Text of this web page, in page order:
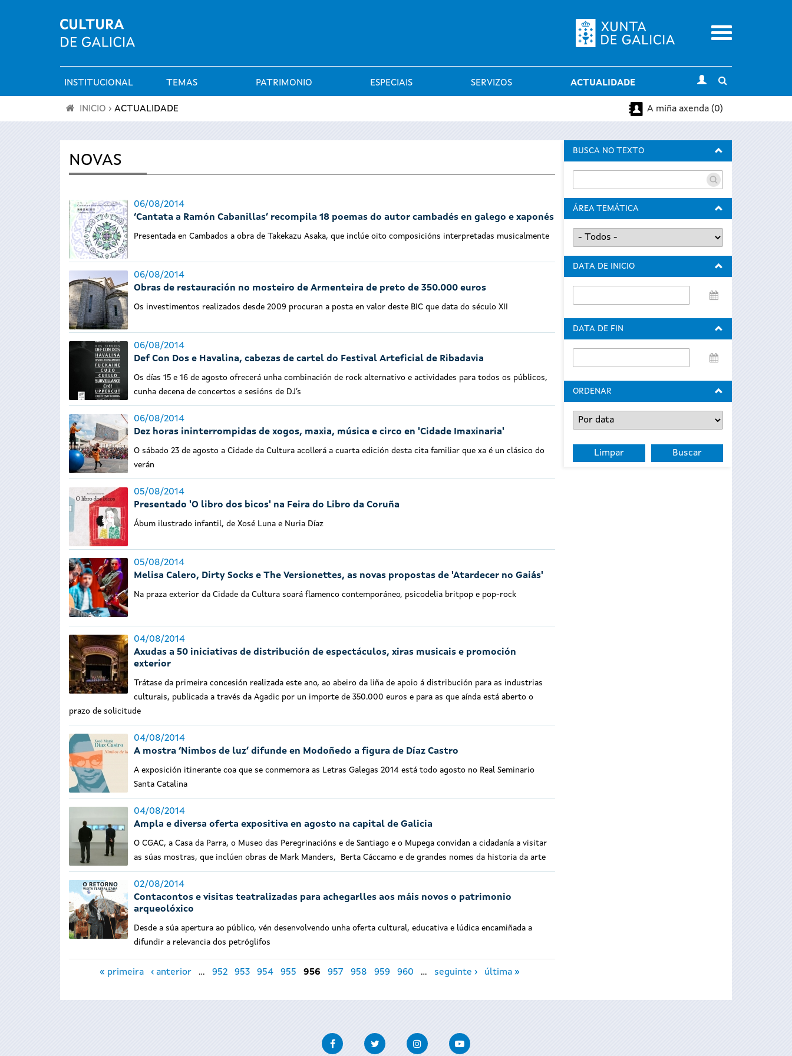
Menu
Menú
principal
INSTITUCIONAL TEMAS PATRIMONIO ESPECIAIS SERVIZOS ACTUALIDADE
search
está
INICIO › ACTUALIDADE A miña axenda (0)
NOVAS
06/08/2014
‘Cantata a Ramón Cabanillas’ recompila 18 poemas do autor cambadés en galego e xaponés
Presentada en Cambados a obra de Takekazu Asaka, que inclúe oito composicións interpretadas musicalmente
06/08/2014
Obras de restauración no mosteiro de Armenteira de preto de 350.000 euros
Os investimentos realizados desde 2009 procuran a posta en valor deste BIC que data do século XII
06/08/2014
Def Con Dos e Havalina, cabezas de cartel do Festival Arteficial de Ribadavia
Os días 15 e 16 de agosto ofrecerá unha combinación de rock alternativo e actividades para todos os públicos,
cunha decena de concertos e sesións de DJ’s
06/08/2014
Dez horas ininterrompidas de xogos, maxia, música e circo en 'Cidade Imaxinaria'
O sábado 23 de agosto a Cidade da Cultura acollerá a cuarta edición desta cita familiar que xa é un clásico do
verán
05/08/2014
Presentado 'O libro dos bicos' na Feira do Libro da Coruña
Ábum ilustrado infantil, de Xosé Luna e Nuria Díaz
05/08/2014
Melisa Calero, Dirty Socks e The Versionettes, as novas propostas de 'Atardecer no Gaiás'
Na praza exterior da Cidade da Cultura soará flamenco contemporáneo, psicodelia britpop e pop-rock
04/08/2014
Axudas a 50 iniciativas de distribución de espectáculos, xiras musicais e promoción
exterior
Trátase da primeira concesión realizada este ano, ao abeiro da liña de apoio á distribución para as industrias
culturais, publicada a través da Agadic por un importe de 350.000 euros e para as que aínda está aberto o
prazo de solicitude
04/08/2014
A mostra ‘Nimbos de luz’ difunde en Modoñedo a figura de Díaz Castro
A exposición itinerante coa que se conmemora as Letras Galegas 2014 está todo agosto no Real Seminario
Santa Catalina
04/08/2014
Ampla e diversa oferta expositiva en agosto na capital de Galicia
O CGAC, a Casa da Parra, o Museo das Peregrinacións e de Santiago e o Mupega convidan a cidadanía a visitar
as súas mostras, que inclúen obras de Mark Manders, Berta Cáccamo e de grandes nomes da historia da arte
02/08/2014
Contacontos e visitas teatralizadas para achegarlles aos máis novos o patrimonio
arqueolóxico
Desde a súa apertura ao público, vén desenvolvendo unha oferta cultural, educativa e lúdica encamiñada a
difundir a relevancia dos petróglifos
Páxinas
« primeira ‹ anterior … 952 953 954 955 956 957 958 959 960 … seguinte › última »
BUSCA NO TEXTO
ÁREA TEMÁTICA
DATA DE INICIO
de
DATA DE FIN
de
ORDENAR
FacebookTwitter InstagramYoutube